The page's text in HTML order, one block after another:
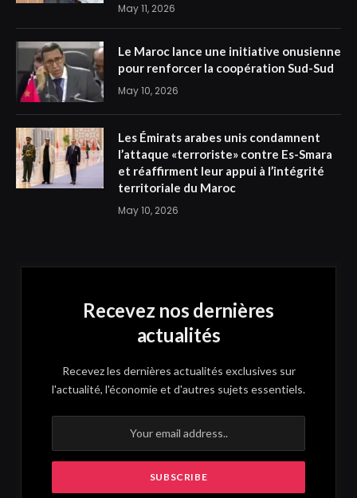
May 11, 2026
Le Maroc lance une initiative onusienne
pour renforcer la coopération Sud-Sud
May 10, 2026
Les Émirats arabes unis condamnent
l’attaque «terroriste» contre Es-Smara
et réaffirment leur appui à l’intégrité
territoriale du Maroc
May 10, 2026
Recevez nos dernières
actualités
Recevez les dernières actualités exclusives sur
l'actualité, l'économie et d'autres sujets essentiels.